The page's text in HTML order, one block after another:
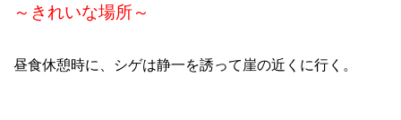
～きれいな場所～
昼食休憩時に、シゲは静一を誘って崖の近くに行く。